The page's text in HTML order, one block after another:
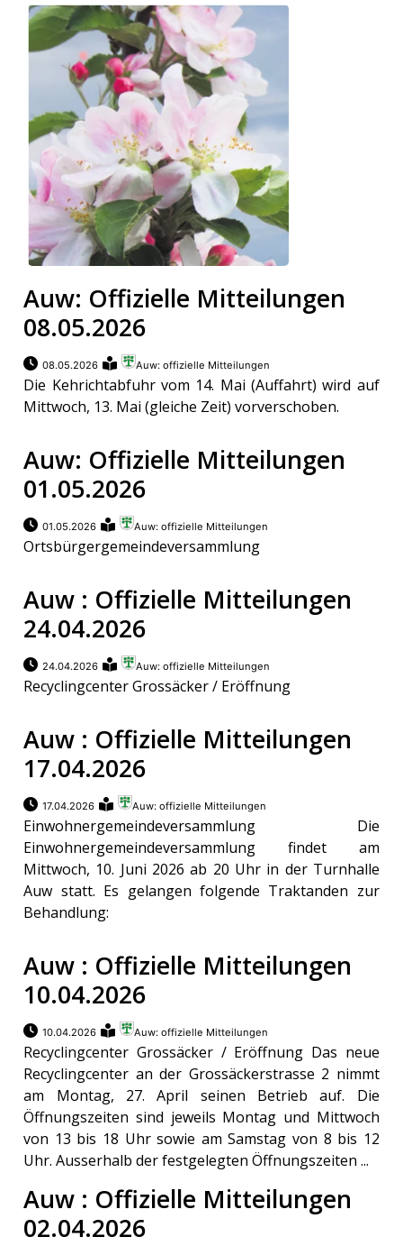
Auw: Offizielle Mitteilungen
08.05.2026
08.05.2026 Auw: offizielle Mitteilungen
Die Kehrichtabfuhr vom 14. Mai (Auffahrt) wird auf
Mittwoch, 13. Mai (gleiche Zeit) vorverschoben.
Auw: Offizielle Mitteilungen
01.05.2026
01.05.2026 Auw: offizielle Mitteilungen
Ortsbürgergemeindeversammlung
Auw : Offizielle Mitteilungen
24.04.2026
24.04.2026 Auw: offizielle Mitteilungen
Recyclingcenter Grossäcker / Eröffnung
Auw : Offizielle Mitteilungen
17.04.2026
17.04.2026 Auw: offizielle Mitteilungen
Einwohnergemeindeversammlung Die
Einwohnergemeindeversammlung findet am
Mittwoch, 10. Juni 2026 ab 20 Uhr in der Turnhalle
Auw statt. Es gelangen folgende Traktanden zur
Behandlung:
Auw : Offizielle Mitteilungen
10.04.2026
10.04.2026 Auw: offizielle Mitteilungen
Recyclingcenter Grossäcker / Eröffnung Das neue
Recyclingcenter an der Grossäckerstrasse 2 nimmt
am Montag, 27. April seinen Betrieb auf. Die
Öffnungszeiten sind jeweils Montag und Mittwoch
von 13 bis 18 Uhr sowie am Samstag von 8 bis 12
Uhr. Ausserhalb der festgelegten Öffnungszeiten ...
Auw : Offizielle Mitteilungen
02.04.2026